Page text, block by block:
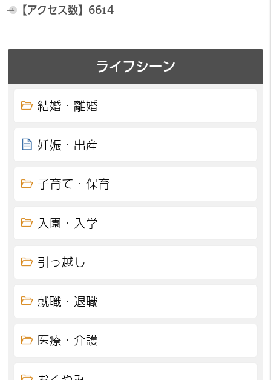
【アクセス数】 6614
ライフシーン
結婚・離婚
妊娠・出産
子育て・保育
入園・入学
引っ越し
就職・退職
医療・介護